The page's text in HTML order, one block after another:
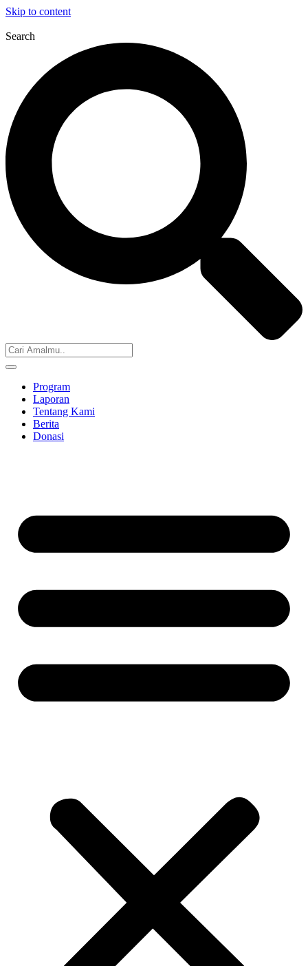
Skip to content
Search
Program
Laporan
Tentang Kami
Berita
Donasi